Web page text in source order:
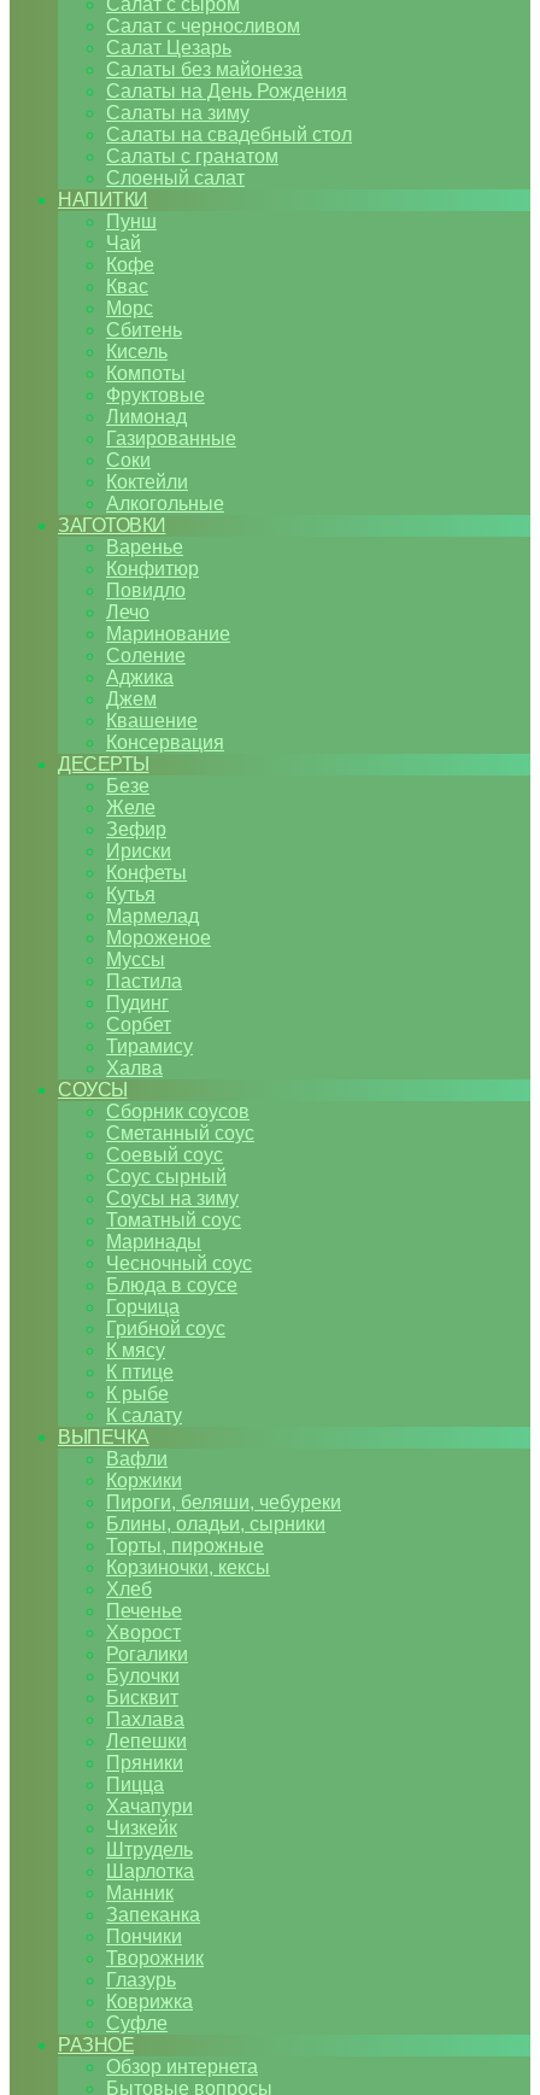
Салат с сыром
Салат с черносливом
Салат Цезарь
Салаты без майонеза
Салаты на День Рождения
Салаты на зиму
Салаты на свадебный стол
Салаты с гранатом
Слоеный салат
НАПИТКИ
Пунш
Чай
Кофе
Квас
Морс
Сбитень
Кисель
Компоты
Фруктовые
Лимонад
Газированные
Соки
Коктейли
Алкогольные
ЗАГОТОВКИ
Варенье
Конфитюр
Повидло
Лечо
Маринование
Соление
Аджика
Джем
Квашение
Консервация
ДЕСЕРТЫ
Безе
Желе
Зефир
Ириски
Конфеты
Кутья
Мармелад
Мороженое
Муссы
Пастила
Пудинг
Сорбет
Тирамису
Халва
СОУСЫ
Сборник соусов
Сметанный соус
Соевый соус
Соус сырный
Соусы на зиму
Томатный соус
Маринады
Чесночный соус
Блюда в соусе
Горчица
Грибной соус
К мясу
К птице
К рыбе
К салату
ВЫПЕЧКА
Вафли
Коржики
Пироги, беляши, чебуреки
Блины, оладьи, сырники
Торты, пирожные
Корзиночки, кексы
Хлеб
Печенье
Хворост
Рогалики
Булочки
Бисквит
Пахлава
Лепешки
Пряники
Пицца
Хачапури
Чизкейк
Штрудель
Шарлотка
Манник
Запеканка
Пончики
Творожник
Глазурь
Коврижка
Суфле
РАЗНОЕ
Обзор интернета
Бытовые вопросы